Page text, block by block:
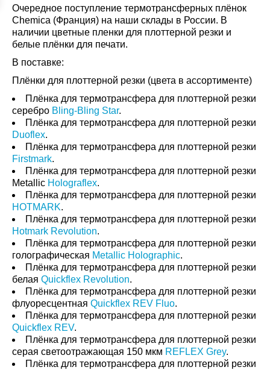
Очередное поступление термотрансферных плёнок
Chemica (Франция) на наши склады в России. В
наличии цветные пленки для плоттерной резки и
белые плёнки для печати.
В поставке:
Плёнки для плоттерной резки (цвета в ассортименте)
Плёнка для термотрансфера для плоттерной резки
серебро Bling-Bling Star.
Плёнка для термотрансфера для плоттерной резки
Duoflex.
Плёнка для термотрансфера для плоттерной резки
Firstmark.
Плёнка для термотрансфера для плоттерной резки
Metallic Holograflex.
Плёнка для термотрансфера для плоттерной резки
HOTMARK.
Плёнка для термотрансфера для плоттерной резки
Hotmark Revolution.
Плёнка для термотрансфера для плоттерной резки
голографическая Metallic Holographic.
Плёнка для термотрансфера для плоттерной резки
белая Quickflex Revolution.
Плёнка для термотрансфера для плоттерной резки
флуоресцентная Quickflex REV Fluo.
Плёнка для термотрансфера для плоттерной резки
Quickflex REV.
Плёнка для термотрансфера для плоттерной резки
серая светоотражающая 150 мкм REFLEX Grey.
Плёнка для термотрансфера для плоттерной резки